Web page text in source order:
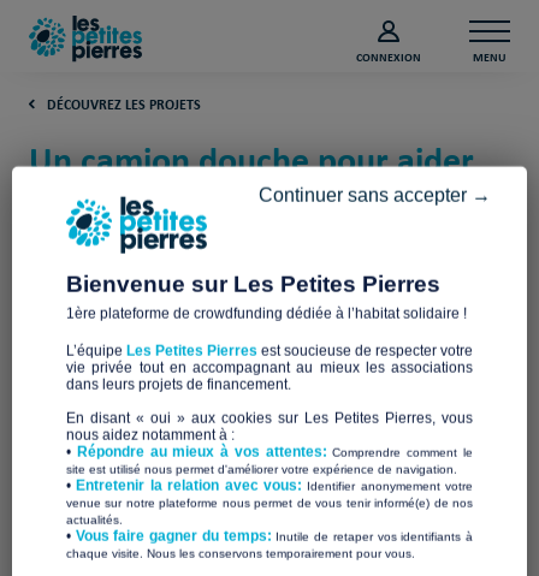
CONNEXION MENU
DÉCOUVREZ LES PROJETS
Un camion douche pour aider
les sans-abris (Haute-Garonne)
Le Camion Douche
Bienvenue sur Les Petites Pierres
1ère plateforme de crowdfunding dédiée à l’habitat solidaire !
L’équipe Les Petites Pierres est soucieuse de respecter votre
vie privée tout en accompagnant au mieux les associations
dans leurs projets de financement.
En disant « oui » aux cookies sur Les Petites Pierres, vous
nous aidez notamment à :
• Répondre au mieux à vos attentes:Comprendre comment le
site est utilisé nous permet d'améliorer votre expérience de navigation.
•Entretenir la relation avec vous: Identifier anonymement votre
venue sur notre plateforme nous permet de vous tenir informé(e) de nos
actualités.
​• Vous faire gagner du temps: Inutile de retaper vos identifiants à
chaque visite. Nous les conservons temporairement pour vous.
Continuer sans accepter →